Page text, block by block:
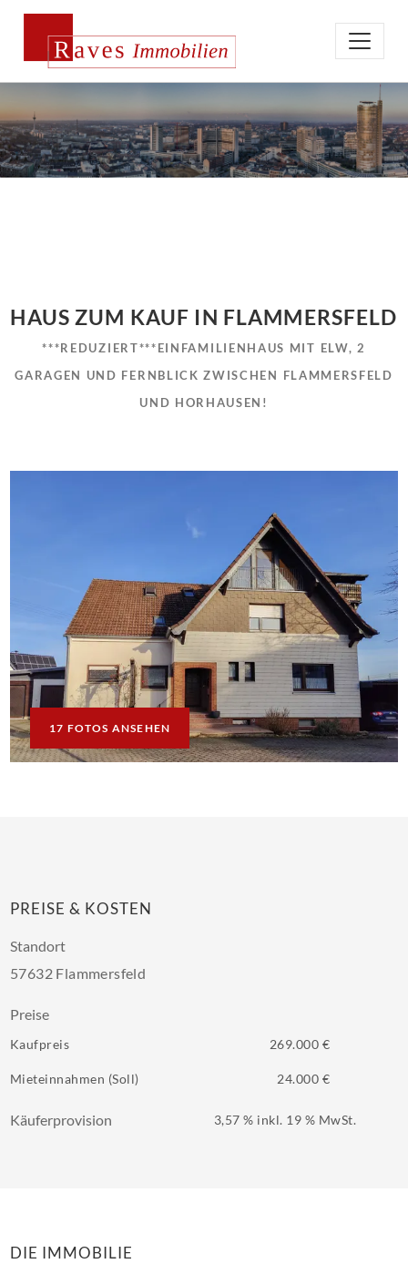
HAUS ZUM KAUF IN FLAMMERSFELD
***REDUZIERT***EINFAMILIENHAUS MIT ELW, 2
GARAGEN UND FERNBLICK ZWISCHEN FLAMMERSFELD
UND HORHAUSEN!
17 FOTOS ANSEHEN
PREISE & KOSTEN
Standort
57632 Flammersfeld
Preise
Kaufpreis 269.000 €
Mieteinnahmen (Soll) 24.000 €
Käuferprovision 3,57 % inkl. 19 % MwSt.
DIE IMMOBILIE